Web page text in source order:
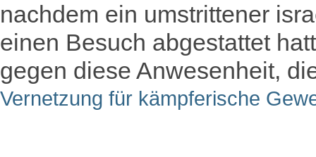
nachdem ein umstrittener
einen Besuch abgestattet
gegen diese Anwesenheit,
Vernetzung für kämpferische